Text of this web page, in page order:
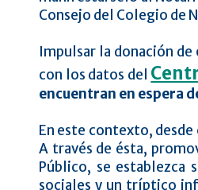
Consejo del Colegio de
Impulsar la donación
con los datos del
encuentran en espera
En este contexto,
A través de ésta,
Público, se establezca
sociales y un tríptico